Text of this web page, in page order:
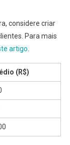
considere criar
Para mais
artigo
(R$)